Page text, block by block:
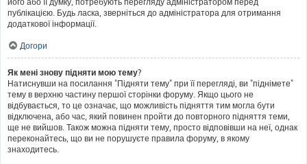
публікацією. Будь ласка, зверніться до адміністратора для отримання
додаткової інформації.
Догори
Як мені знову підняти мою тему?
Натиснувши на посилання "Підняти тему" при її перегляді, ви "піднімете"
тему в верхню частину першої сторінки форуму. Якщо цього не
відбувається, то це означає, що можливість підняття тим могла бути
відключена, або час, який повинен пройти до повторного підняття теми,
ще не вийшов. Також можна підняти тему, просто відповівши на неї, однак
переконайтесь, що ви не порушуєте правила форуму, в якому
знаходитесь.